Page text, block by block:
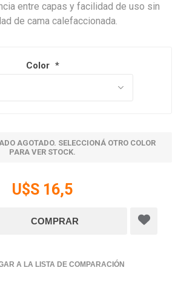
entre capas y facilidad de uso sin
de cama calefaccionada.
Color *
AGOTADO. SELECCIONÁ OTRO COLOR
PARA VER STOCK.
U$S 16,5
A LA LISTA DE COMPARACIÓN